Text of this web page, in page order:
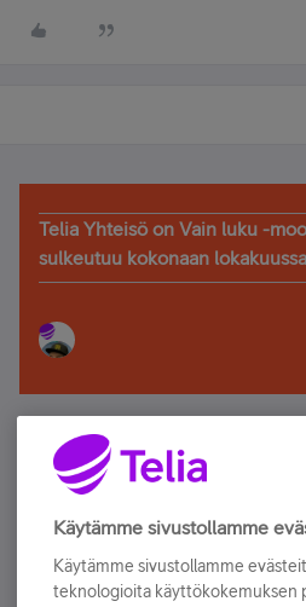
Telia Yhteisö on Vain luku -
sulkeutuu kokonaan lokakuussa
Älä jää paitsi – osallistu
Tilaa Telian uutiskirje ja olet
sähköpostiisi.
Käytämme sivustollamme
Käytämme sivustollamme
teknologioita käyttökokemuksen